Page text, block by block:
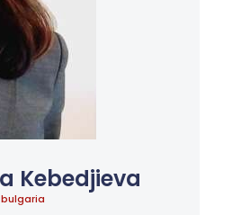
Kebedjieva